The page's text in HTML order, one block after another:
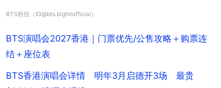
BTS粉丝（IG@bts.bighitofficial）
BTS演唱会2027香港｜门票优先/公售攻略＋购票连
结＋座位表
BTS香港演唱会详情 明年3月启德开3场 最贵